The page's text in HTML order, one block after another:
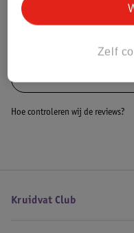
Hoe controleren wij de reviews?
Kruidvat Club
Zelf